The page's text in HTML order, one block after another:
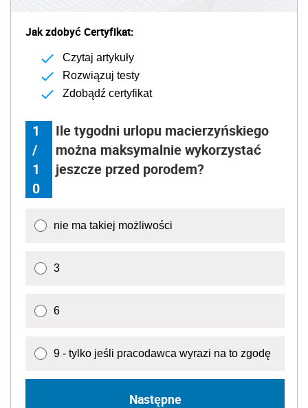
Jak zdobyć Certyfikat:
Czytaj artykuły
Rozwiązuj testy
Zdobądź certyfikat
1
/
1
0
Ile tygodni urlopu macierzyńskiego
można maksymalnie wykorzystać
jeszcze przed porodem?
nie ma takiej możliwości
3
6
9 - tylko jeśli pracodawca wyrazi na to zgodę
Następne